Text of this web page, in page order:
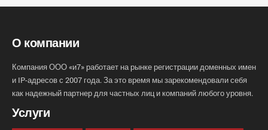
О компании
Компания ООО «и7» работает на рынке регистрации доменных имен
и IP-адресов с 2007 года. За это время мы зарекомендовали себя
как надежный партнер для частных лиц и компаний любого уровня.
Услуги